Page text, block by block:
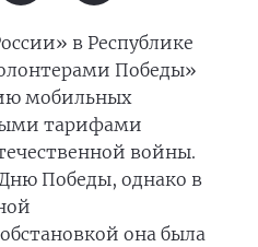
в Республике
Победы»
мобильных
тарифами
войны.
Победы, однако в
она была